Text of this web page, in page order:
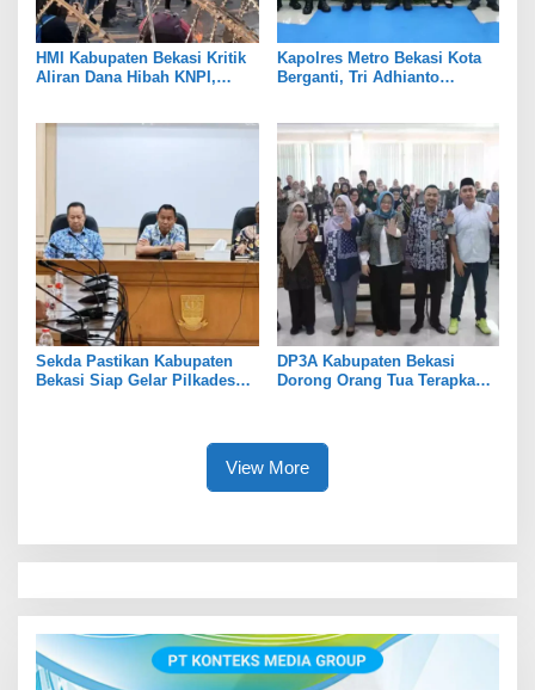
HMI Kabupaten Bekasi Kritik
Aliran Dana Hibah KNPI,
Kapolres Metro Bekasi Kota
Berganti, Tri Adhianto
Sekda Pastikan Kabupaten
Bekasi Siap Gelar Pilkades
DP3A Kabupaten Bekasi
Dorong Orang Tua Terapkan
View More